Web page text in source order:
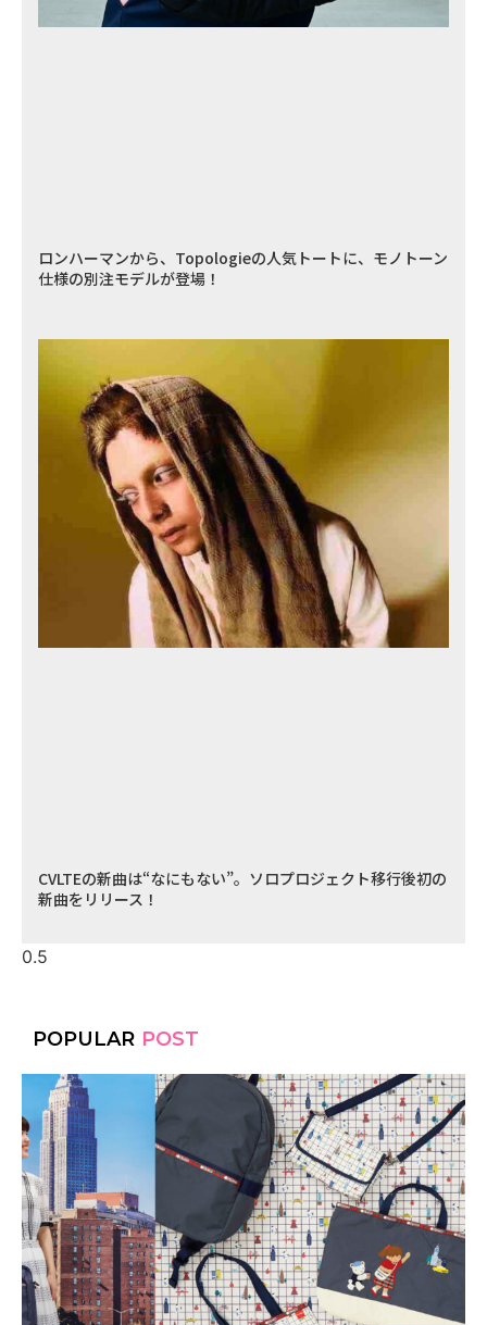
ロンハーマンから、Topologieの人気トートに、モノトーン
仕様の別注モデルが登場！
CVLTEの新曲は“なにもない”。ソロプロジェクト移行後初の
新曲をリリース！
POPULAR POST